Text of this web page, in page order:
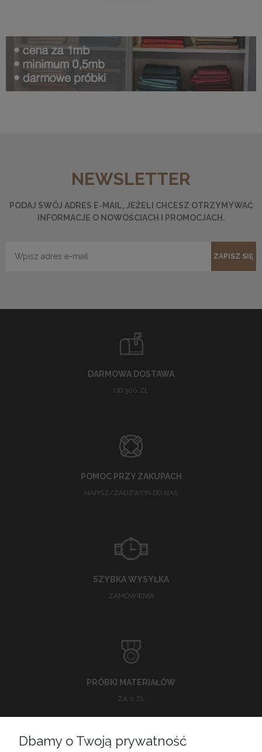
NEWSLETTER
PODAJ SWÓJ ADRES E-MAIL, JEŻELI CHCESZ OTRZYMYWAĆ
INFORMACJE O NOWOŚCIACH I PROMOCJACH.
ZAPISZ SIĘ
DARMOWA DOSTAWA
OD 300 ZŁ
POMOC PRZY ZAKUPACH
NAPISZ/ZADZWOŃ DO NAS
SZYBKA WYSYŁKA
ZAMÓWIENIA
PRÓBKI MATERIAŁÓW
ZA 0 ZŁ
Dbamy o Twoją prywatność